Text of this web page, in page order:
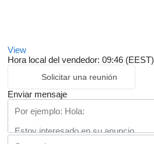
View
Hora local del vendedor: 09:46 (EEST)
Solicitar una reunión
Enviar mensaje